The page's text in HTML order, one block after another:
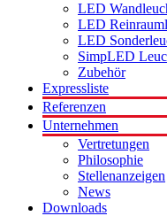
LED
LED
LED
SimpLED
Zubehör
Expressliste
Referenzen
Unternehmen
Vertretungen
Philosophie
Stellenanzeigen
News
Downloads